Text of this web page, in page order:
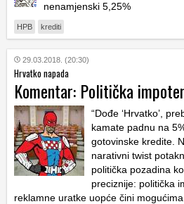
nenamjenski 5,25%
HPB krediti
29.03.2018. (20:30)
Hrvatko napada
Komentar: Politička
“Dođe ‘Hrvatko’,
kamate padnu na
gotovinske kredite.
narativni twist
politička pozadina
preciznije: politička
reklamne uratke uopće čini